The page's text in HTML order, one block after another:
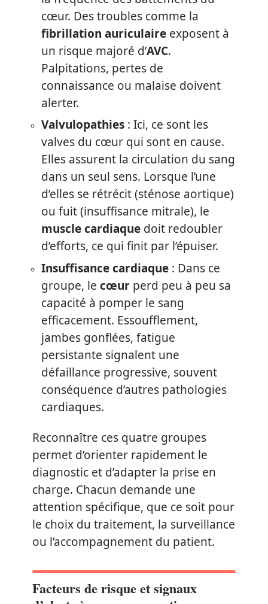
cœur. Des troubles comme la
fibrillation auriculaire exposent à
un risque majoré d’AVC.
Palpitations, pertes de
connaissance ou malaise doivent
alerter.
Valvulopathies : Ici, ce sont les
valves du cœur qui sont en cause.
Elles assurent la circulation du sang
dans un seul sens. Lorsque l’une
d’elles se rétrécit (sténose aortique)
ou fuit (insuffisance mitrale), le
muscle cardiaque doit redoubler
d’efforts, ce qui finit par l’épuiser.
Insuffisance cardiaque : Dans ce
groupe, le cœur perd peu à peu sa
capacité à pomper le sang
efficacement. Essoufflement,
jambes gonflées, fatigue
persistante signalent une
défaillance progressive, souvent
conséquence d’autres pathologies
cardiaques.
Reconnaître ces quatre groupes
permet d’orienter rapidement le
diagnostic et d’adapter la prise en
charge. Chacun demande une
attention spécifique, que ce soit pour
le choix du traitement, la surveillance
ou l’accompagnement du patient.
Facteurs de risque et signaux